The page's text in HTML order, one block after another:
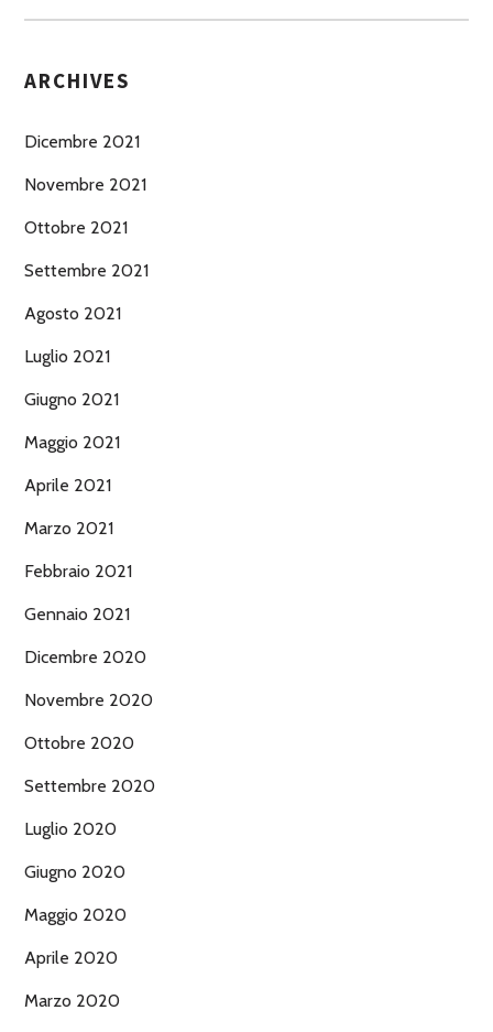
ARCHIVES
Dicembre 2021
Novembre 2021
Ottobre 2021
Settembre 2021
Agosto 2021
Luglio 2021
Giugno 2021
Maggio 2021
Aprile 2021
Marzo 2021
Febbraio 2021
Gennaio 2021
Dicembre 2020
Novembre 2020
Ottobre 2020
Settembre 2020
Luglio 2020
Giugno 2020
Maggio 2020
Aprile 2020
Marzo 2020